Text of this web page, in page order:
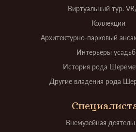
Виртуальный тур.
Коллекции
Архитектурно-парковый
Интерьеры
История рода
Другие владения рода
Внемузейная